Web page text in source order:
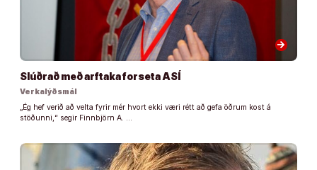
arrow_forward
Slúðrað með arftaka forseta ASÍ
Verkalýðsmál
„Ég hef verið að velta fyrir mér hvort ekki væri rétt að gefa öðrum kost á
stöðunni,“ segir Finnbjörn A. …